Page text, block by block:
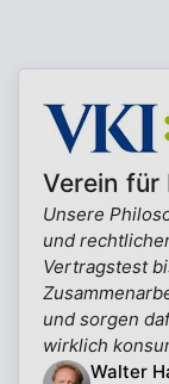
Verein für
Unsere
und
Vertragstest
und sorgen
wirklich
Walter